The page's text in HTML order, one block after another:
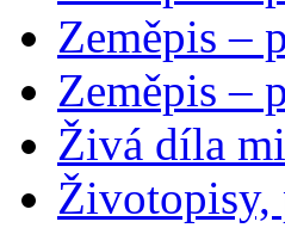
Zeměpis –
Zeměpis –
Živá díla
Životopisy,